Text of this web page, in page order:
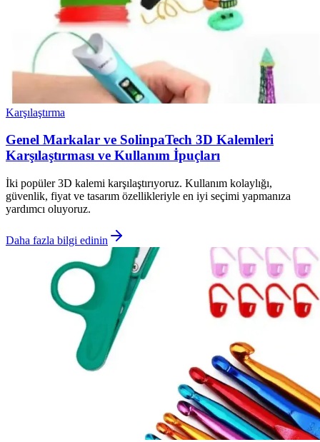
Karşılaştırma
Genel Markalar ve SolinpaTech 3D Kalemleri
Karşılaştırması ve Kullanım İpuçları
İki popüler 3D kalemi karşılaştırıyoruz. Kullanım kolaylığı,
güvenlik, fiyat ve tasarım özellikleriyle en iyi seçimi yapmanıza
yardımcı oluyoruz.
Daha fazla bilgi edinin